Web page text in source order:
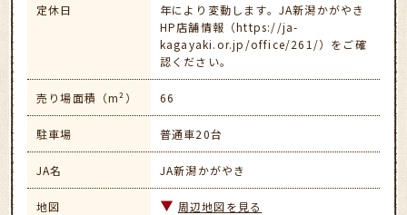
定休日
年により変動します。JA新潟かがやき
HP店舗情報（https://ja-
kagayaki.or.jp/office/261/）をご確
認ください。
売り場面積（m²） 66
駐車場 普通車20台
JA名 JA新潟かがやき
地図 周辺地図を見る